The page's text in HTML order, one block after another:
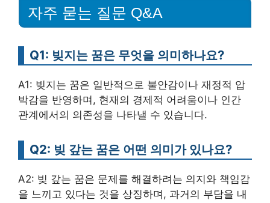
자주 묻는 질문 Q&A
Q1: 빚지는 꿈은 무엇을 의미하나요?
A1: 빚지는 꿈은 일반적으로 불안감이나 재정적 압
박감을 반영하며, 현재의 경제적 어려움이나 인간
관계에서의 의존성을 나타낼 수 있습니다.
Q2: 빚 갚는 꿈은 어떤 의미가 있나요?
A2: 빚 갚는 꿈은 문제를 해결하려는 의지와 책임감
을 느끼고 있다는 것을 상징하며, 과거의 부담을 내